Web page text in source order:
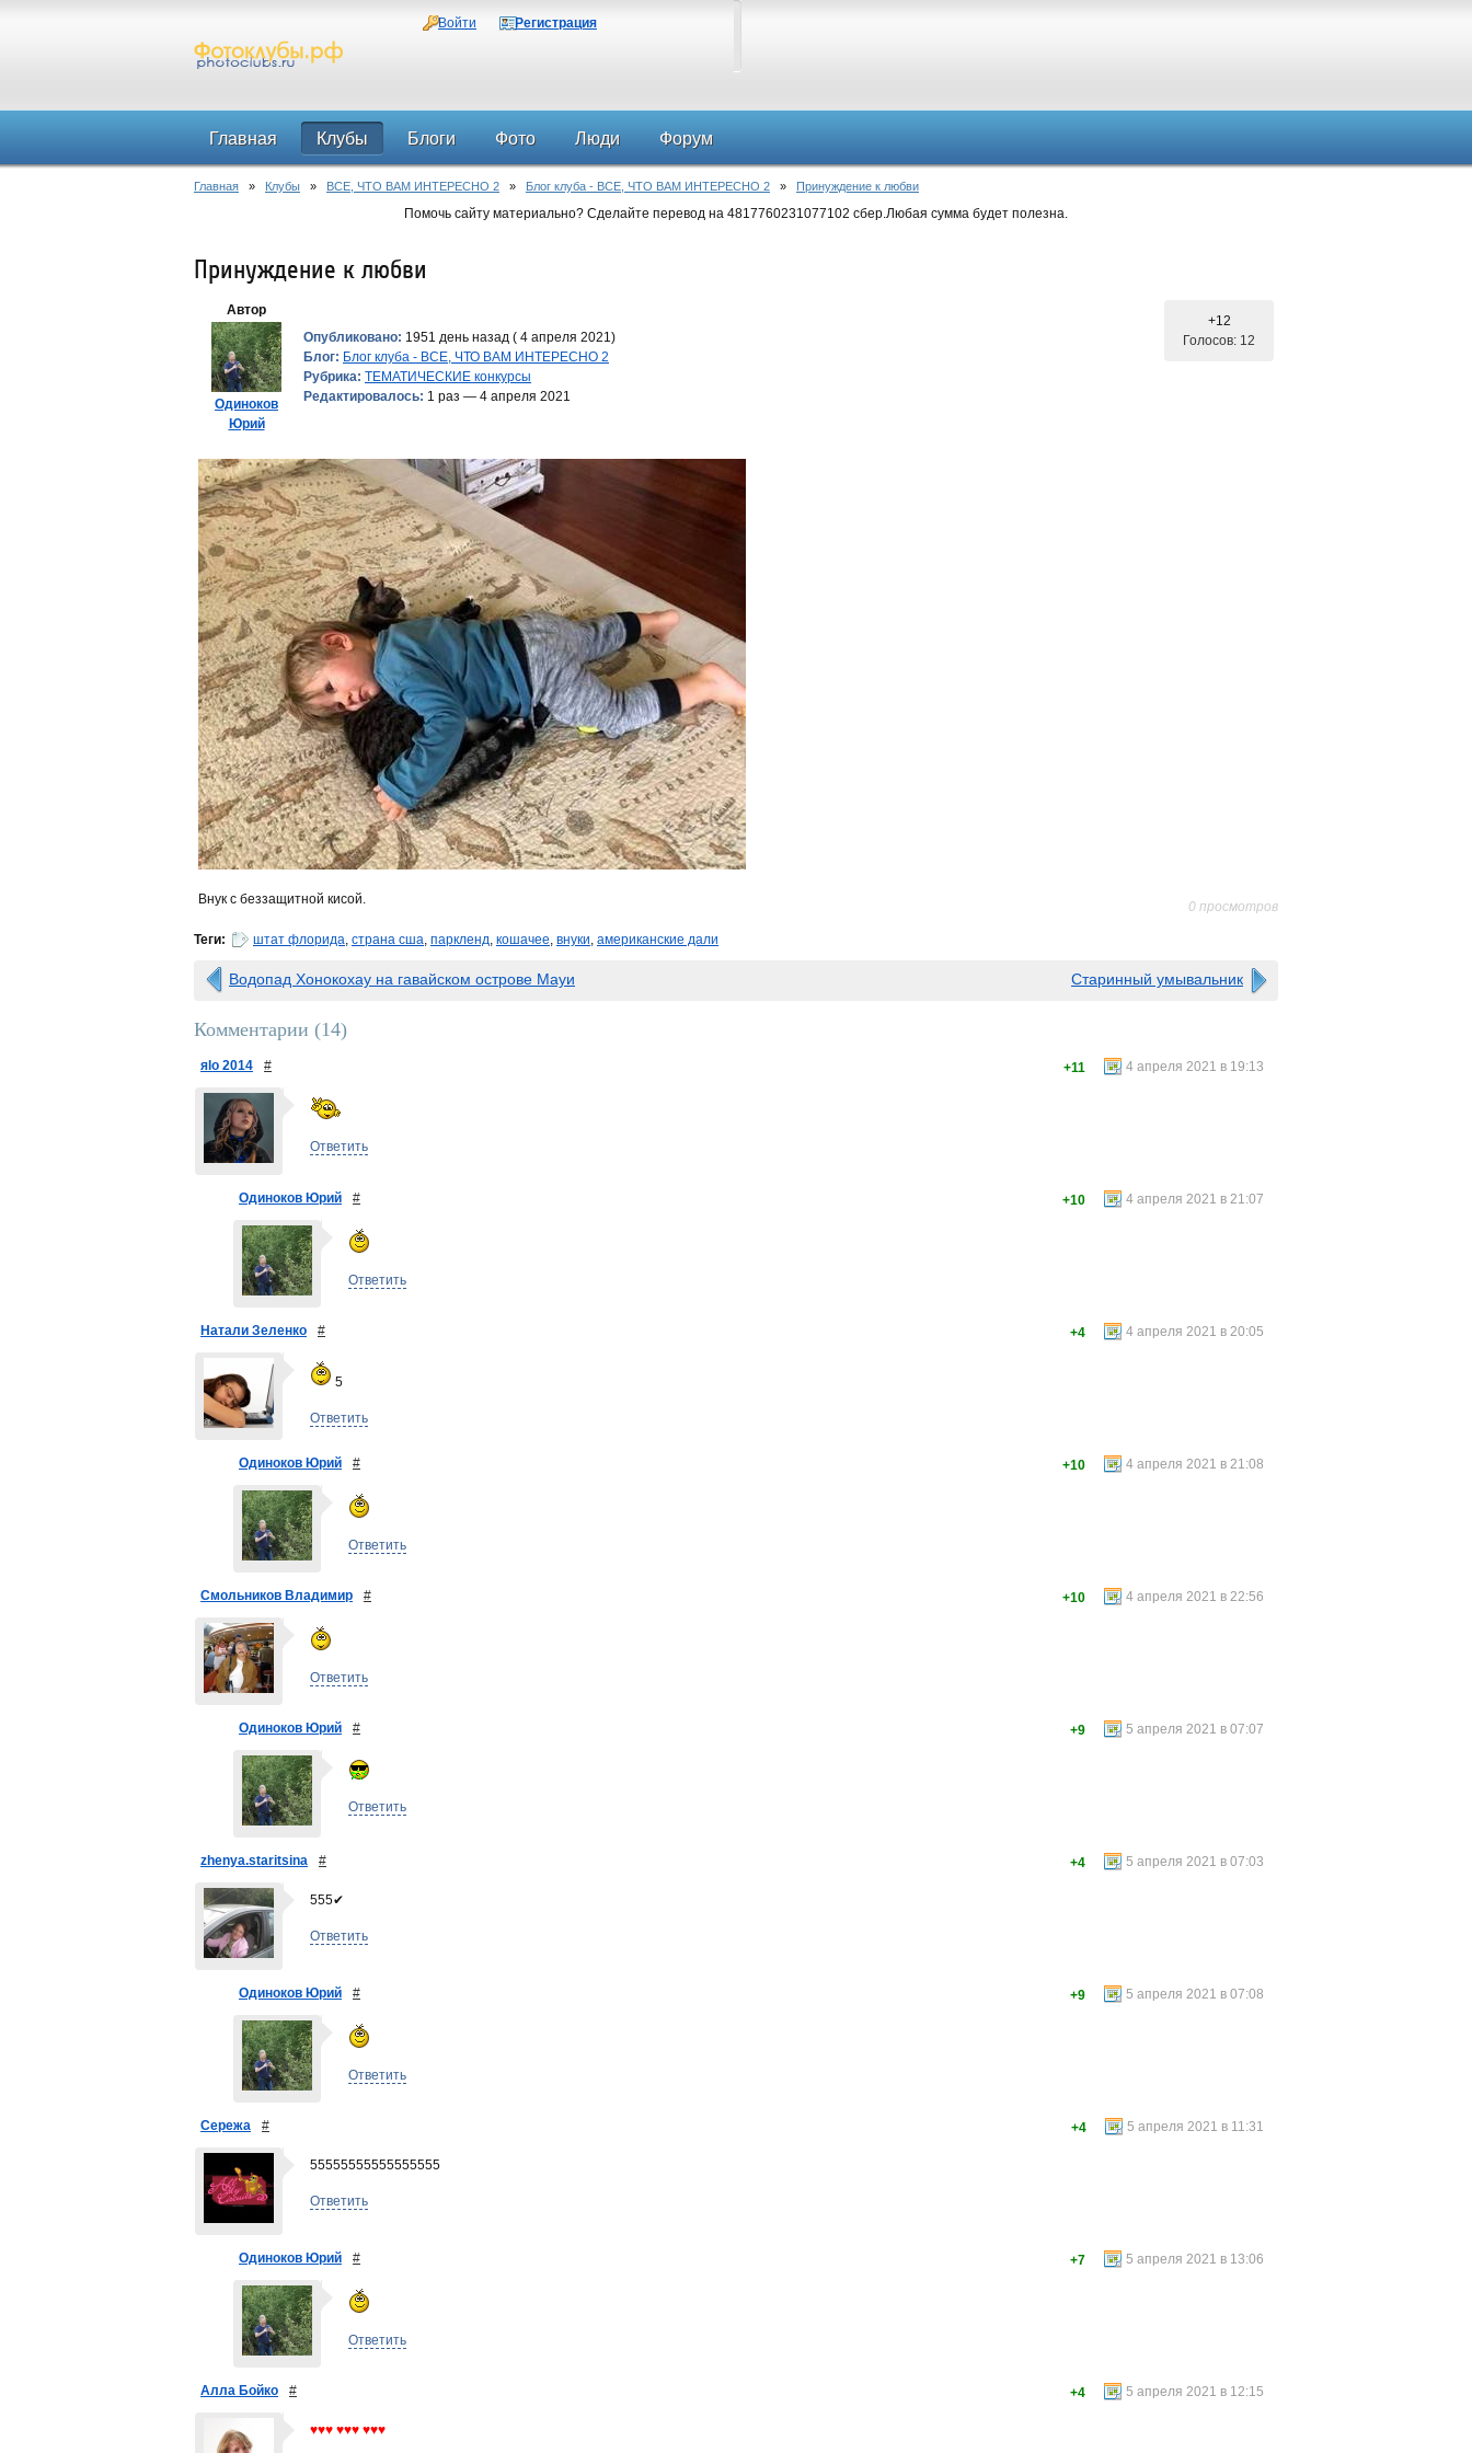
Войти Регистрация
Главная Клубы Блоги Фото Люди Форум
Главная » Клубы » ВСЕ, ЧТО ВАМ ИНТЕРЕСНО 2 » Блог клуба - ВСЕ, ЧТО ВАМ ИНТЕРЕСНО 2 » Принуждение к любви
Помочь сайту материально? Сделайте перевод на 4817760231077102 сбер.Любая сумма будет полезна.
Принуждение к любви
Автор
Одиноков
Юрий
Опубликовано: 1951 день назад ( 4 апреля 2021)
Блог: Блог клуба - ВСЕ, ЧТО ВАМ ИНТЕРЕСНО 2
Рубрика: ТЕМАТИЧЕСКИЕ конкурсы
Редактировалось: 1 раз — 4 апреля 2021
+12
Голосов: 12
Внук с беззащитной кисой. 0 просмотров
Теги: штат флорида, страна сша, паркленд, кошачее, внуки, американские дали
Водопад Хонокохау на гавайском острове Мауи Старинный умывальник
Комментарии (14)
яlo 2014 # 4 апреля 2021 в 19:13
+11
Ответить
Одиноков Юрий # 4 апреля 2021 в 21:07
+10
Ответить
Натали Зеленко # 4 апреля 2021 в 20:05
+4
5
Ответить
Одиноков Юрий # 4 апреля 2021 в 21:08
+10
Ответить
Смольников Владимир # 4 апреля 2021 в 22:56
+10
Ответить
Одиноков Юрий # 5 апреля 2021 в 07:07
+9
Ответить
zhenya.staritsina # 5 апреля 2021 в 07:03
+4
555✔
Ответить
Одиноков Юрий # 5 апреля 2021 в 07:08
+9
Ответить
Сережа # 5 апреля 2021 в 11:31
+4
55555555555555555
Ответить
Одиноков Юрий # 5 апреля 2021 в 13:06
+7
Ответить
Алла Бойко # 5 апреля 2021 в 12:15
+4
♥♥♥ ♥♥♥ ♥♥♥